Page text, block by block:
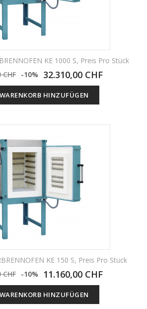
KE 1000 S, Preis Pro Stück
-10% 32.310,00 CHF
HINZUFÜGEN
KE 150 S, Preis Pro Stück
-10% 11.160,00 CHF
HINZUFÜGEN